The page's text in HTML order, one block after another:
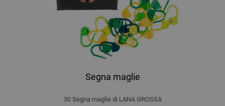
Segna maglie
30 Segna maglie di LANA GROSSA